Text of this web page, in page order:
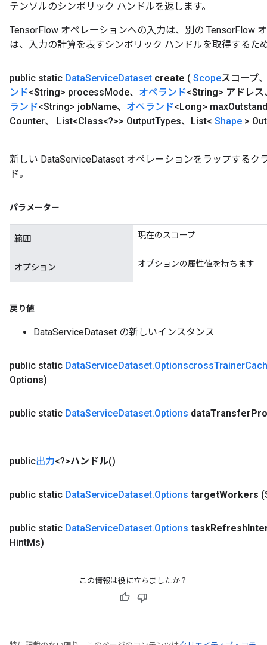
テンソルのシンボリック ハンドルを返します。
TensorFlow オペレーションへの入力は、別の TensorFlow
は、入力の計算を表すシンボリック ハンドルを取得するた
public static DataServiceDataset create ( Scopeスコープ
ンド<String> processMode、 オペランド<String> アドレス
ランド<String> jobName、 オペランド<Long> max
Counter、 List<Class<?>> OutputTypes、List< Shape >
新しい DataServiceDataset オペレーションをラップするク
ド。
パラメーター
範囲 現在のスコープ
オプション オプションの属性値を持ちます
戻り値
DataServiceDataset の新しいインスタンス
public static DataServiceDataset.OptionscrossTrainer
Options)
public static DataServiceDataset.Options dataTransfer
public出力<?>ハンドル()
public static DataServiceDataset.Options targetWorkers
public static DataServiceDataset.Options taskRefresh
HintMs)
この情報は役に立ちましたか？